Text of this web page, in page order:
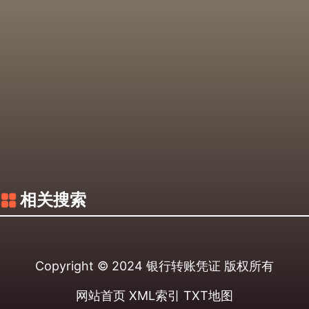
相关搜索
Copyright © 2024 银行转账凭证 版权所有
网站首页 XML索引 TXT地图